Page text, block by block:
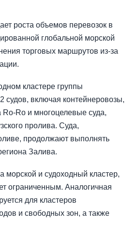
роста объемов перевозок в
глобальной морской
торговых маршрутов из-за
кластере группы
судов, включая контейнеровозы,
Ro-Ro и многоцелевые суда,
пролива. Суда,
продолжают выполнять
Залива.
морской и судоходный кластер,
ограниченным. Аналогичная
для кластеров
и свободных зон, а также